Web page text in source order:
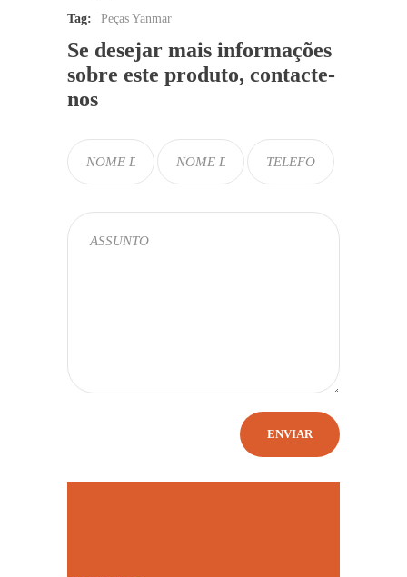
Tag: Peças Yanmar
Se desejar mais informações
sobre este produto, contacte-
nos